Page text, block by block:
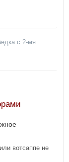
с 2-мя
вотсаппе не